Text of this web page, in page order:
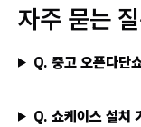
자주 묻는
Q. 중고 오픈다단
Q. 쇼케이스 설치